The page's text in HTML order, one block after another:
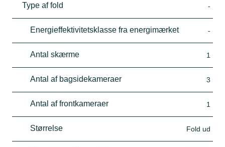
Type af fold -
Energieffektivitetsklasse fra energimærket -
Antal skærme 1
Antal af bagsidekameraer 3
Antal af frontkameraer 1
Størrelse Fold ud